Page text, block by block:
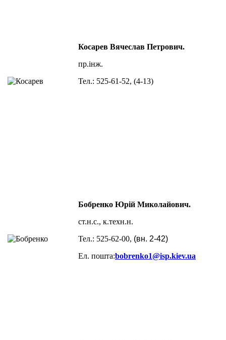
Косарев Вячеслав Петрович.
пр.інж.
Тел.: 525-61-52, (4-13)
Бобренко Юрій Миколайович.
ст.н.с., к.техн.н.
Тел.: 525-62-00, (вн. 2-42)
Ел. пошта:bobrenko1@isp.kiev.ua